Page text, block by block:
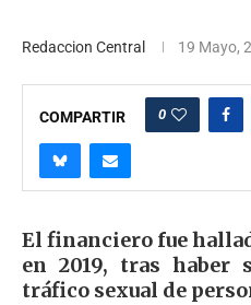
Redaccion Central 19 Mayo,
COMPARTIR 0
El financiero fue
en 2019, tras haber
tráfico sexual de